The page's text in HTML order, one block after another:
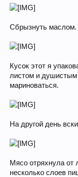
Сбрызнуть маслом.
Кусок этот я
листом и
мариноваться.
На другой день
Мясо отряхнула от
несколько слоев